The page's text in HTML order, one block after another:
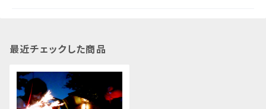
最近チェックした商品